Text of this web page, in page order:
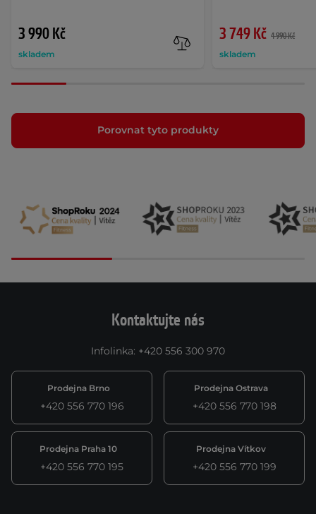
3 990 Kč
skladem
3 749 Kč 4 990 Kč
skladem
Porovnat tyto produkty
Kontaktujte nás
Infolinka: +420 556 300 970
Prodejna Brno
+420 556 770 196
Prodejna Ostrava
+420 556 770 198
Prodejna Praha 10
+420 556 770 195
Prodejna Vítkov
+420 556 770 199